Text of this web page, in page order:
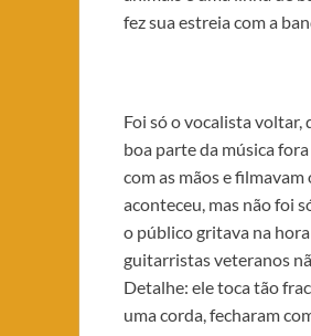
fez sua estreia com a
Foi só o vocalista voltar,
boa parte da música
com as mãos e filmavam
aconteceu, mas não foi
o público gritava na hora
guitarristas veteranos
Detalhe: ele toca tão
uma corda, fecharam